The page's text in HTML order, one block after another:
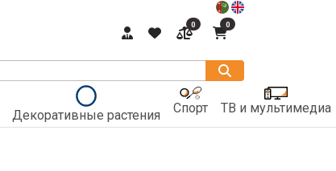
0 0
Декоративные растения Спорт ТВ и мультимедиа